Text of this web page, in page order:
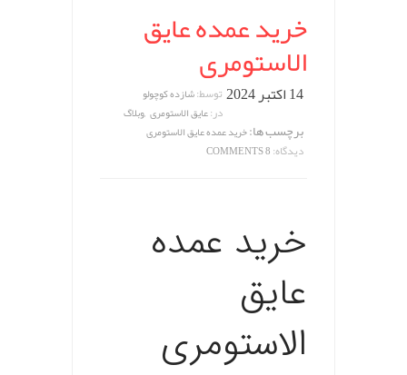
خرید عمده عایق
الاستومری
14 اکتبر 2024 توسط:شازده کوچولو
در:عایق الاستومری ,وبلاگ
برچسب ها:خرید عمده عایق الاستومری
دیدگاه:8 COMMENTS
خرید عمده
عایق
الاستومری